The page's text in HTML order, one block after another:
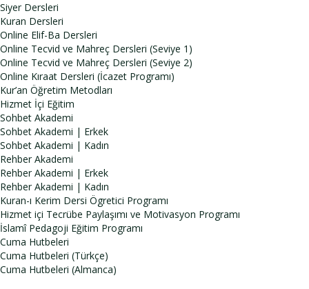
Siyer Dersleri
Kuran Dersleri
Online Elif-Ba Dersleri
Online Tecvid ve Mahreç Dersleri (Seviye 1)
Online Tecvid ve Mahreç Dersleri (Seviye 2)
Online Kıraat Dersleri (İcazet Programı)
Kur’an Öğretim Metodları
Hizmet İçi Eğitim
Sohbet Akademi
Sohbet Akademi | Erkek
Sohbet Akademi | Kadın
Rehber Akademi
Rehber Akademi | Erkek
Rehber Akademi | Kadın
Kuran-ı Kerim Dersi Ögretici Programı
Hizmet içi Tecrübe Paylaşımı ve Motivasyon Programı
İslamî Pedagoji Eğitim Programı
Cuma Hutbeleri
Cuma Hutbeleri (Türkçe)
Cuma Hutbeleri (Almanca)